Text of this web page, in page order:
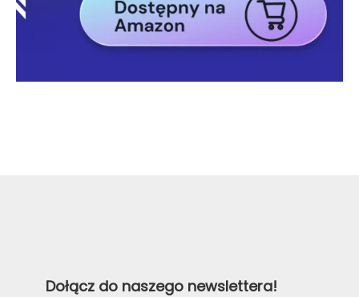
Dołącz do naszego newslettera!